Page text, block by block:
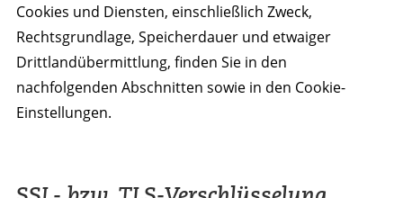
Cookies und Diensten, einschließlich Zweck,
Rechtsgrundlage, Speicherdauer und etwaiger
Drittlandübermittlung, finden Sie in den
nachfolgenden Abschnitten sowie in den Cookie-
Einstellungen.